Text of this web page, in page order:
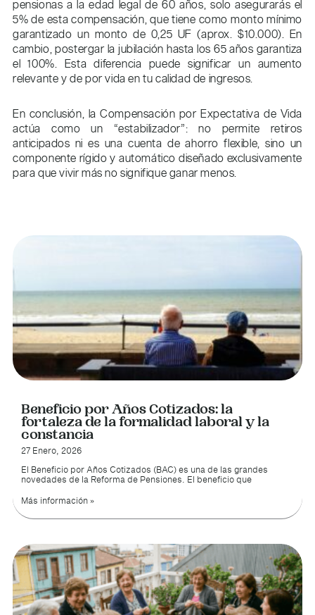
pensionas a la edad legal de 60 años, solo asegurarás el
5% de esta compensación, que tiene como monto mínimo
garantizado un monto de 0,25 UF (aprox. $10.000). En
cambio, postergar la jubilación hasta los 65 años garantiza
el 100%. Esta diferencia puede significar un aumento
relevante y de por vida en tu calidad de ingresos.
En conclusión, la Compensación por Expectativa de Vida
actúa como un “estabilizador”: no permite retiros
anticipados ni es una cuenta de ahorro flexible, sino un
componente rígido y automático diseñado exclusivamente
para que vivir más no signifique ganar menos.
Beneficio por Años Cotizados: la
fortaleza de la formalidad laboral y la
constancia
27 Enero, 2026
El Beneficio por Años Cotizados (BAC) es una de las grandes
novedades de la Reforma de Pensiones. El beneficio que
Más información »